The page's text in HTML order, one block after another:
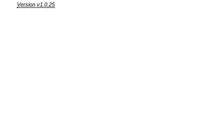
Version v1.0.25